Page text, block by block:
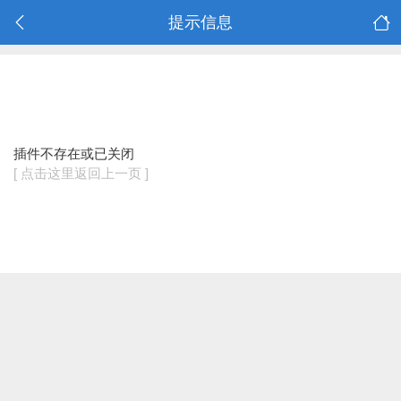
提示信息
插件不存在或已关闭
[ 点击这里返回上一页 ]